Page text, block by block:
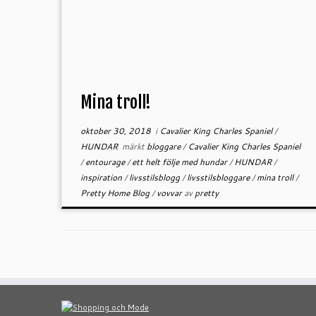
Mina troll!
oktober 30, 2018i Cavalier King Charles Spaniel/
HUNDAR märktbloggare/Cavalier King Charles Spaniel
/entourage/ett helt följe med hundar/HUNDAR/
inspiration/livsstilsblogg/livsstilsbloggare/mina troll/
Pretty Home Blog/vovvaravpretty